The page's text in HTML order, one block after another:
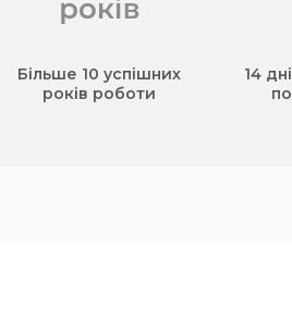
Більше 10 успішних
років роботи
14